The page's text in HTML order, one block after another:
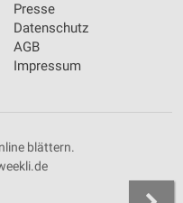
Presse
Datenschutz
AGB
Impressum
blättern.